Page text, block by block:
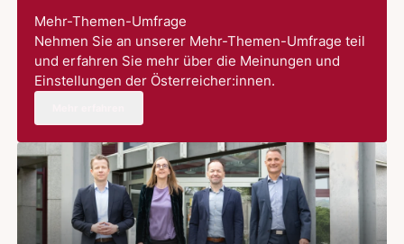
Mehr-Themen-Umfrage
Nehmen Sie an unserer Mehr-Themen-Umfrage teil
und erfahren Sie mehr über die Meinungen und
Einstellungen der Österreicher:innen.